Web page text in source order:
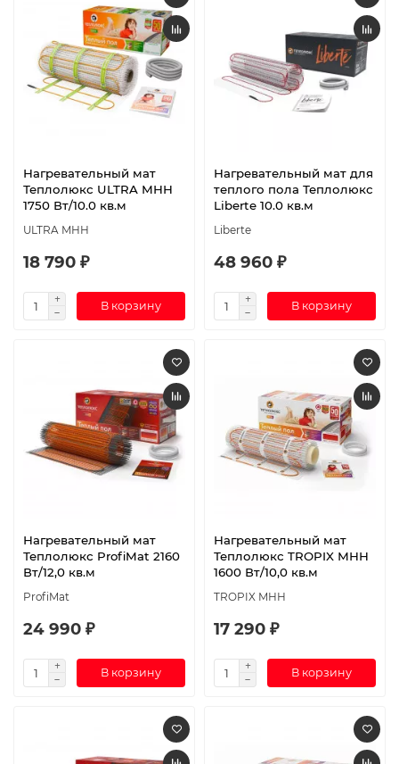
Нагревательный мат
Теплолюкс ULTRA МНН
1750 Вт/10.0 кв.м
ULTRA МНН
18 790 ₽
В корзину
Нагревательный мат для
теплого пола Теплолюкс
Liberte 10.0 кв.м
Liberte
48 960 ₽
В корзину
Нагревательный мат
Теплолюкс ProfiMat 2160
Вт/12,0 кв.м
ProfiMat
24 990 ₽
В корзину
Нагревательный мат
Теплолюкс TROPIX МНН
1600 Вт/10,0 кв.м
TROPIX МНН
17 290 ₽
В корзину